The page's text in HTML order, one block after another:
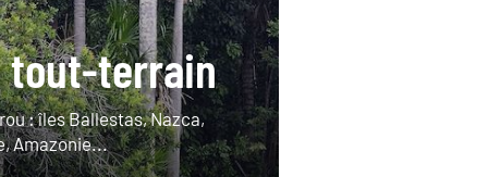
tout-terrain
: îles Ballestas, Nazca,
Amazonie...